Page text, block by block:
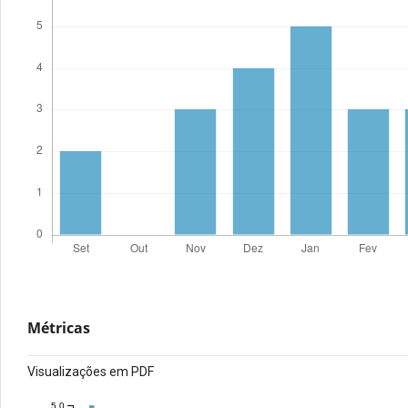
Métricas
Visualizações em PDF
5.0